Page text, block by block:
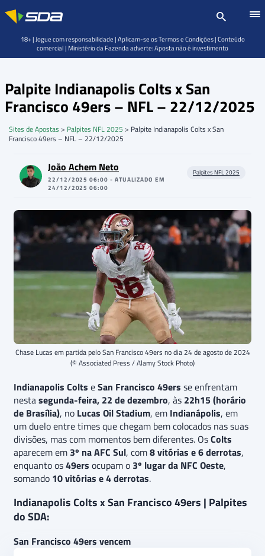
Palpite Indianapolis Colts x San
Francisco 49ers – NFL – 22/12/2025
Sites de Apostas > Palpites NFL 2025 > Palpite Indianapolis Colts x San
Francisco 49ers – NFL – 22/12/2025
João Achem Neto
22/12/2025 06:00 - ATUALIZADO EM
24/12/2025 06:00
Palpites NFL 2025
Chase Lucas em partida pelo San Francisco 49ers no dia 24 de agosto de 2024
(© Associated Press / Alamy Stock Photo)
Indianapolis Colts eSan Francisco 49ers se enfrentam
nestasegunda-feira, 22 de dezembro, às 22h15 (horário
de Brasília), no Lucas Oil Stadium, em Indianápolis, em
um duelo entre times que chegam bem colocados nas suas
divisões, mas com momentos bem diferentes. OsColts
aparecem em 3º na AFC Sul, com8 vitórias e 6 derrotas,
enquanto os49ers ocupam o 3º lugar da NFC Oeste,
somando 10 vitórias e 4 derrotas.
Indianapolis Colts x San Francisco 49ers | Palpites
do SDA:
San Francisco 49ers vencem
18+ | Jogue com responsabilidade | Aplicam-se os Termos e Condições | Conteúdo
comercial | Ministério da Fazenda adverte: Aposta não é investimento